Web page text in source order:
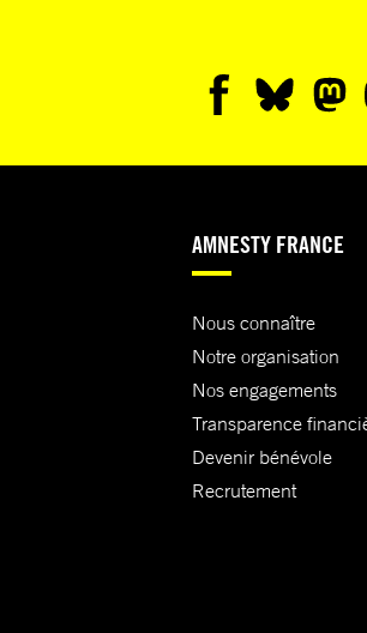
AMNESTY FRANCE
Nous connaître
Notre organisation
Nos engagements
Transparence
Devenir bénévole
Recrutement